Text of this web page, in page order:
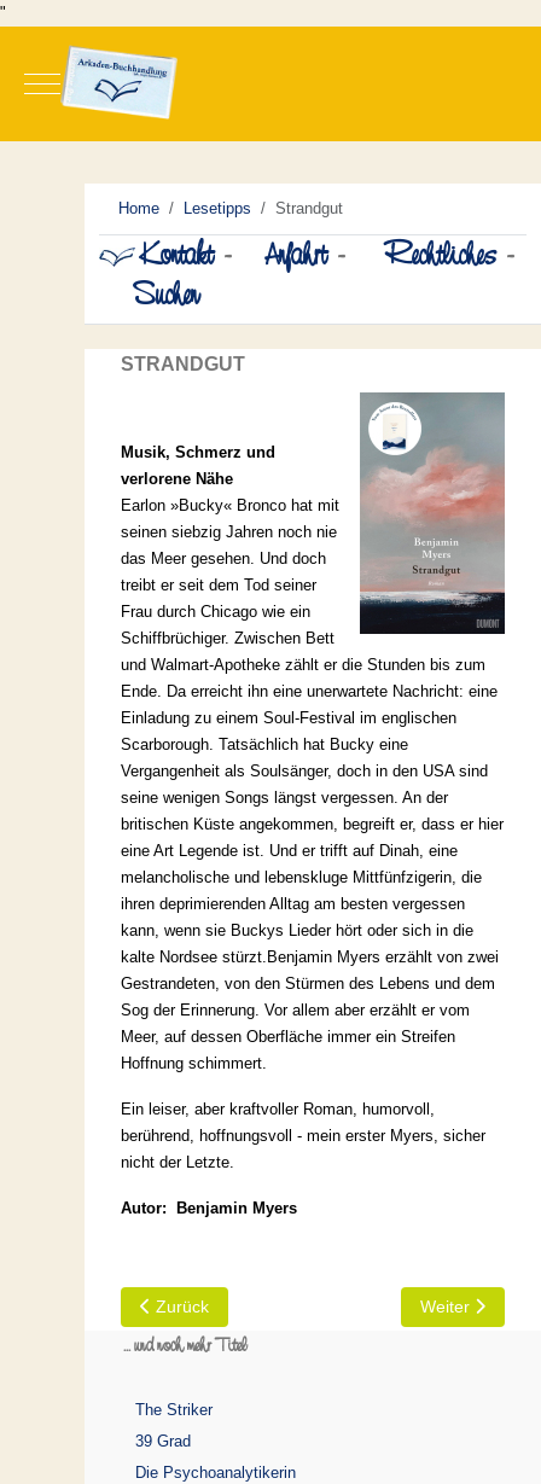
"
Mobile Menu Toggle
Home Lesetipps Strandgut
Kontakt - Anfahrt - Rechtliches -
Suchen
STRANDGUT
Musik, Schmerz und
verlorene Nähe
Earlon »Bucky« Bronco hat mit
seinen siebzig Jahren noch nie
das Meer gesehen. Und doch
treibt er seit dem Tod seiner
Frau durch Chicago wie ein
Schiffbrüchiger. Zwischen Bett
und Walmart-Apotheke zählt er die Stunden bis zum
Ende. Da erreicht ihn eine unerwartete Nachricht: eine
Einladung zu einem Soul-Festival im englischen
Scarborough. Tatsächlich hat Bucky eine
Vergangenheit als Soulsänger, doch in den USA sind
seine wenigen Songs längst vergessen. An der
britischen Küste angekommen, begreift er, dass er hier
eine Art Legende ist. Und er trifft auf Dinah, eine
melancholische und lebenskluge Mittfünfzigerin, die
ihren deprimierenden Alltag am besten vergessen
kann, wenn sie Buckys Lieder hört oder sich in die
kalte Nordsee stürzt.Benjamin Myers erzählt von zwei
Gestrandeten, von den Stürmen des Lebens und dem
Sog der Erinnerung. Vor allem aber erzählt er vom
Meer, auf dessen Oberfläche immer ein Streifen
Hoffnung schimmert.
Ein leiser, aber kraftvoller Roman, humorvoll,
berührend, hoffnungsvoll - mein erster Myers, sicher
nicht der Letzte.
Autor: Benjamin Myers
Vorheriger Beitrag: Abschied
Zurück Nächster
Weiter
... und noch mehr Titel
The Striker
39 Grad
Die Psychoanalytikerin